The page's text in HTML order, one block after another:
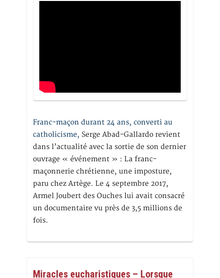
Franc-maçon durant 24 ans, converti au
catholicisme, Serge Abad-Gallardo revient
dans l’actualité avec la sortie de son dernier
ouvrage « événement » : La franc-
maçonnerie chrétienne, une imposture,
paru chez Artège. Le 4 septembre 2017,
Armel Joubert des Ouches lui avait consacré
un documentaire vu près de 3,5 millions de
fois.
Miracles eucharistiques – Lorsque